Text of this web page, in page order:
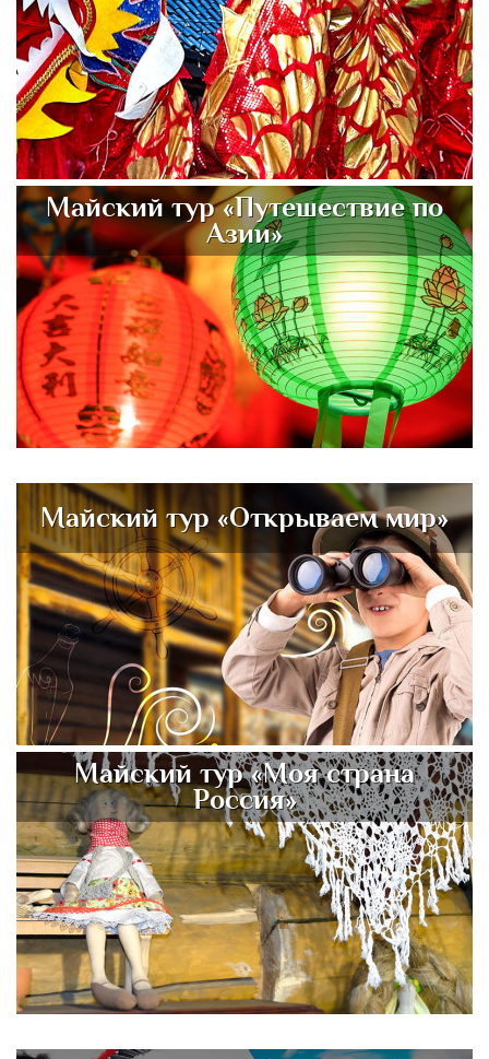
Майский тур «Путешествие по
Азии»
Майский тур «Открываем мир»
Майский тур «Моя страна
Россия»